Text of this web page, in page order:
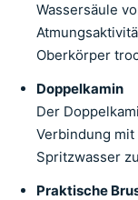
Wassersäule
Oberkörper
Doppelkamin
Der
Verbindung
Spritzwasser
Praktische